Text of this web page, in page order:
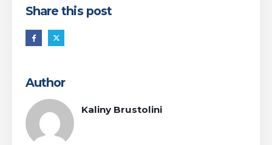
Share this post
Author
Kaliny Brustolini